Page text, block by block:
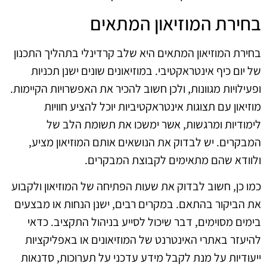
בחירת המוזיאון המתאים
בחירת המוזיאון המתאים היא שלב קרדינלי בתהליך התכנון
של יום כיף אינטראקטיבי. במוזיאונים שונים ישנן תכניות
ופעילויות מגוונות, ולכן חשוב להכיר את האפשרויות הקיימות.
מוזיאון עם תצוגות אינטראקטיביות יוכל להציע חוויות
לימודיות ומרגשות, אשר ימשכו את תשומת הלב של
המבקרים. יש לבדוק את הנושאים אותם המוזיאון מציע,
ולוודא שהם מתאימים לקבוצת המבקרים.
כמו כן, חשוב לבדוק את שעות הפתיחה של המוזיאון ולקבוע
את הביקור בהתאם. במקרים רבים, ישנן הנחות או מבצעים
בימים מסוימים, דבר שיכול לסייע בניהול התקציב. כדאי
להיעזר באתרי האינטרנט של המוזיאונים או באפליקציות
ייעודיות על מנת לקבל מידע עדכני על תערוכות, סדנאות